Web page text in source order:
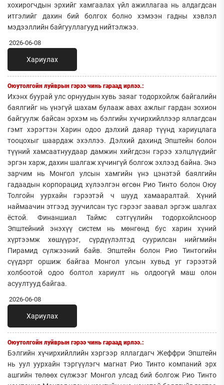
хохирогчдын эрхийг хамгаалах үйл ажиллагаа нь алдагдсан
итгэлийг дахин бий болгох болно хэмээн гадны хэвлэл
мэдээллийн байгууллагууд нийтэлжээ.
2026-06-08
Хариулах
Оюутолгойн луйврын гэрээ чинь гараад ирлээ.:
Ихэнх буурай улс орнуудын хувь заяаг тодорхойлж байгалийн
баялгийг нь үнэгүй шахам булааж авах ажлыг гардан зохион
байгуулж байсан эрхэм нь бэлгийн хүчирхийллээр яллагдсан
гэмт хэрэгтэн Харин одоо дэлхий даяар түүнд хариуцлага
тооцохыг шаардаж эхэллээ. Дэлхий дахинд Эпштейн болон
түүний хамсаатнуудаар дамжин хийгдсэн гэрээ хэлцлүүдийг
эргэн харж, дахин шалгаж хүчингүй болгож эхлээд байна. Энэ
зарчим нь Монгол улсын хамгийн үнэ цэнэтэй баялгийн
гадаадын корпорацид хүлээлгэн өгсөн Рио Тинто болон Оюу
Толгойн уурхайн гэрээтэй ч шууд хамааралтай. Хүний
наймаачин этгээд зуучилсан тус гэрээг заавал эргэж шалгах
ёстой. Финаншиал Таймс сэтгүүлийн тодорхойлсноор
Эпштейний энэхүү систем нь мөнгөнд бус харин хүний
хүртээмж хөшүүрэг, сүрдүүлэлтэд суурилсан нийгмийн
Пирамид сүлжээний байв. Эпштейн болон Рио Тинтогийн
сүүдэрт оршиж байгаа Монгол улсын хувьд уг гэрээтэй
холбоотой одоо болтол хариулт нь олдоогүй маш олон
асуултууд байгаа.
2026-06-08
Хариулах
Оюутолгойн луйврын гэрээ чинь гараад ирлээ.:
Бэлгийн хүчирхийллийн хэргээр яллагдагч Жеффри Эпштейн
нь уул уурхайн тэргүүлэгч магнат Рио Тинто компаний эрх
ашгийн төлөөх сүлжээг Монгол улсад бий болгож Рио Тинто